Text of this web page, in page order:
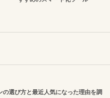
の選び方と最近人気になった理由を調